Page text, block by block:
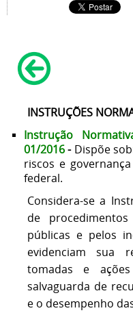
INSTRUÇÕES
Instrução
01/2016- Dispõe
riscos e
federal.
Considera-se a
de
públicas e pelos
evidenciam sua
tomadas e
salvaguarda de
e o desempenho